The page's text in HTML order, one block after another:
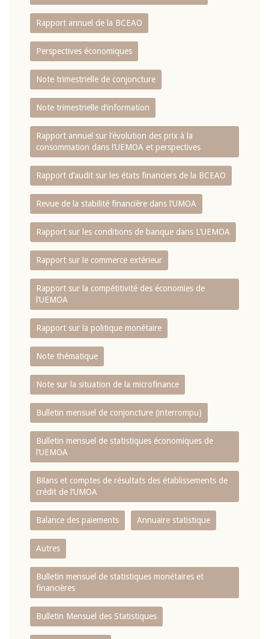
Rapport annuel de la BCEAO
Perspectives économiques
Note trimestrielle de conjoncture
Note trimestrielle d‘information
Rapport annuel sur l‘évolution des prix à la
consommation dans l‘UEMOA et perspectives
Rapport d‘audit sur les états financiers de la BCEAO
Revue de la stabilité financière dans l‘UMOA
Rapport sur les conditions de banque dans L‘UEMOA
Rapport sur le commerce extérieur
Rapport sur la compétitivité des économies de
l‘UEMOA
Rapport sur la politique monétaire
Note thématique
Note sur la situation de la microfinance
Bulletin mensuel de conjoncture (interrompu)
Bulletin mensuel de statistiques économiques de
l‘UEMOA
Bilans et comptes de résultats des établissements de
crédit de l‘UMOA
Balance des paiements Annuaire statistique
Autres
Bulletin mensuel de statistiques monétaires et
financières
Bulletin Mensuel des Statistiques